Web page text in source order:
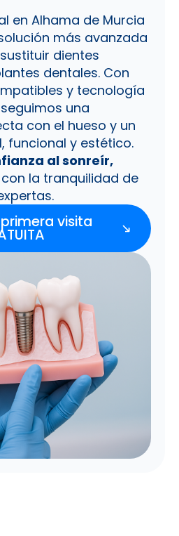
en Alhama de Murcia
más avanzada
dientes
dentales. Con
y tecnología
una
con el hueso y un
funcional y estético.
al sonreír,
con la tranquilidad de
visita